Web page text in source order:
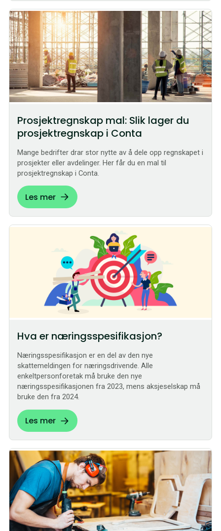
Prosjektregnskap mal: Slik lager du
prosjektregnskap i Conta
Mange bedrifter drar stor nytte av å dele opp regnskapet i
prosjekter eller avdelinger. Her får du en mal til
prosjektregnskap i Conta.
Les mer
Hva er næringsspesifikasjon?
Næringsspesifikasjon er en del av den nye
skattemeldingen for næringsdrivende. Alle
enkeltpersonforetak må bruke den nye
næringsspesifikasjonen fra 2023, mens aksjeselskap må
bruke den fra 2024.
Les mer